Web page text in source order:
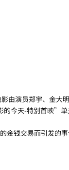
由演员郑宇、金大
今天-特别首映”
钱交易而引发的事